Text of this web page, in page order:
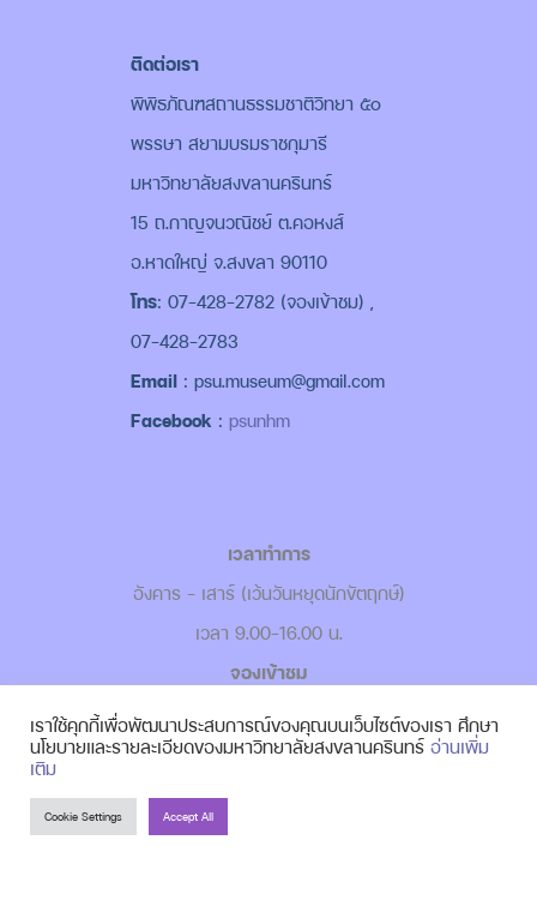
ติดต่อเรา
พิพิธภัณฑสถานธรรมชาติวิทยา ๕๐
พรรษา สยามบรมราชกุมารี
มหาวิทยาลัยสงขลานครินทร์
15 ถ.กาญจนวณิชย์ ต.คอหงส์
อ.หาดใหญ่ จ.สงขลา 90110
โทร: 07-428-2782 (จองเข้าชม) ,
07-428-2783
Email: psu.museum@gmail.com
Facebook : psunhm
เวลาทำการ
อังคาร - เสาร์ (เว้นวันหยุดนักขัตฤกษ์)
เวลา 9.00-16.00 น.
จองเข้าชม
เข้าชมแบบ Walk in
-เข้าชมแบบหมู่คณะ
เราใช้คุกกี้เพื่อพัฒนาประสบการณ์ของคุณบนเว็บไซต์ของเรา ศึกษา
นโยบายและรายละเอียดของมหาวิทยาลัยสงขลานครินทร์ อ่านเพิ่ม
เติม
Cookie Settings Accept All